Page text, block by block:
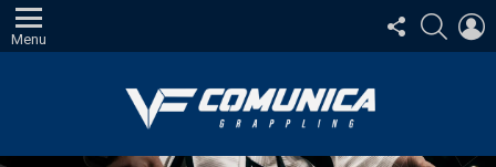
Menu
SIGA-
NOS